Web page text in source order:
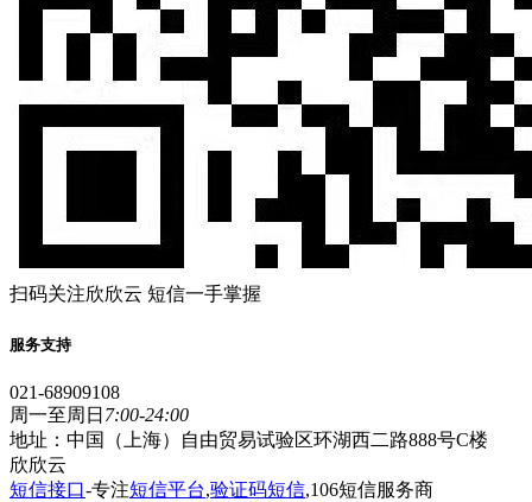
扫码关注欣欣云 短信一手掌握
服务支持
021-68909108
周一至周日 7:00-24:00
地址：中国（上海）自由贸易试验区环湖西二路888号C楼
欣欣云
短信接口-专注短信平台,验证码短信,106短信服务商